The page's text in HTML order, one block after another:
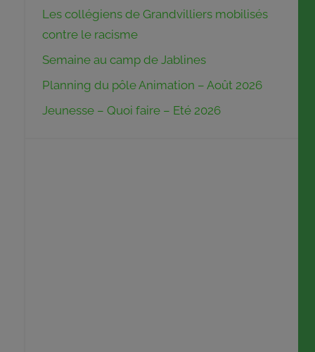
Les collégiens de Grandvilliers mobilisés
contre le racisme
Semaine au camp de Jablines
Planning du pôle Animation – Août 2026
Jeunesse – Quoi faire – Eté 2026